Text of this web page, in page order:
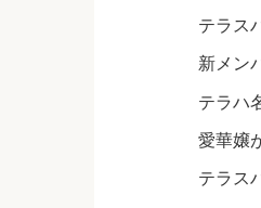
テラス
新メン
テラハ
愛華嬢
テラス